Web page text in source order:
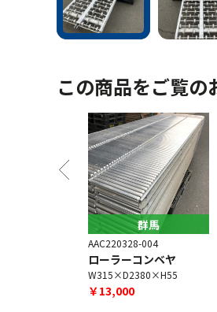
この商品をご覧の
群馬
AAC220328-004
ローラーコンベヤ
W315×D2380×H55
￥13,000